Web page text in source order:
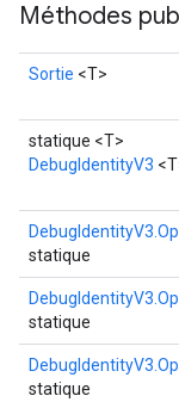
Méthodes
Sortie <T>
statique <T>
DebugIdentityV3
statique
statique
statique